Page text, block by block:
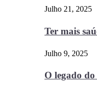
Julho 21, 2025
Ter mais
Julho 9, 2025
O legado